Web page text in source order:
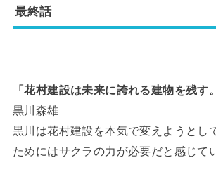
最終話
「花村建設は未来に誇れる建物を残す
黒川森雄
黒川は花村建設を本気で変えようとし
ためにはサクラの力が必要だと感じて